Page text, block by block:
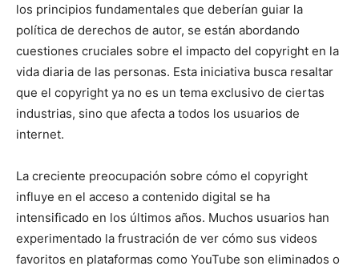
los principios fundamentales que deberían guiar la
política de derechos de autor, se están abordando
cuestiones cruciales sobre el impacto del copyright en la
vida diaria de las personas. Esta iniciativa busca resaltar
que el copyright ya no es un tema exclusivo de ciertas
industrias, sino que afecta a todos los usuarios de
internet.
La creciente preocupación sobre cómo el copyright
influye en el acceso a contenido digital se ha
intensificado en los últimos años. Muchos usuarios han
experimentado la frustración de ver cómo sus videos
favoritos en plataformas como YouTube son eliminados o